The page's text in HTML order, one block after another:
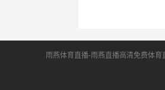
雨燕体育直播-雨燕直播高清免费体